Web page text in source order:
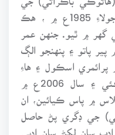
گهر ۾ ٿيو. جنهن عمر
پاتو ۽ پنهنجو الڳ
پرائمري اسڪول ۽ هاءِ
۾ پاس ڪيائين، ان
جي ڊگري پڻ حاصل
۾ ٻاراڻي ادب سان لکڻ سان ادبي